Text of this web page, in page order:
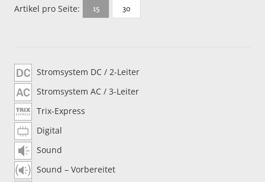
Artikel pro Seite: 15 30
Stromsystem DC / 2-Leiter
Stromsystem AC / 3-Leiter
Trix-Express
Digital
Sound
Sound – Vorbereitet